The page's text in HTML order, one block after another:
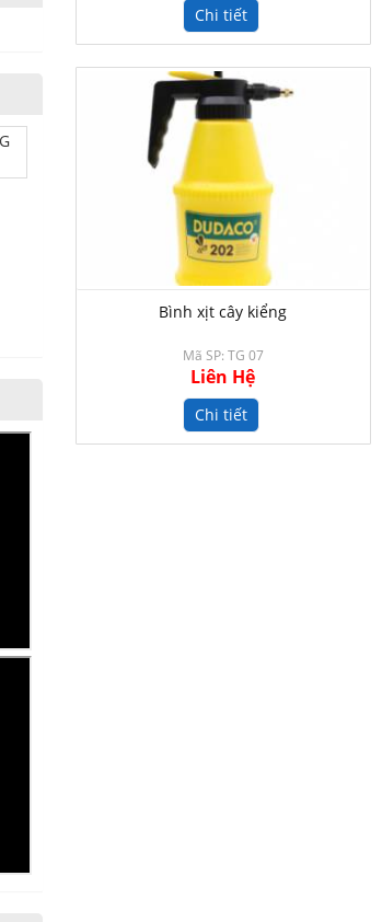
Chi tiết
Bình xịt cây kiểng
Mã SP: TG 07
Liên Hệ
Chi tiết